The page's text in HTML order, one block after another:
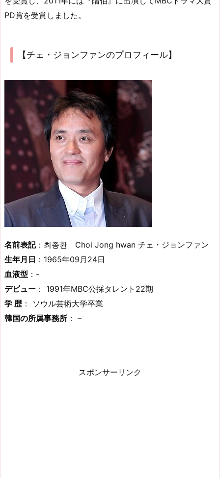
PD賞を受賞しました。
【チェ・ジョンファンのプロフィール】
名前表記：최종환 Choi Jong hwan チェ・ジョンファン
生年月日 ：1965年09月24日
血液型 ：-
デビュー ： 1991年MBC公採タレント22期
学 歴： ソウル芸術大学卒業
韓国の所属事務所 ： –
スポンサーリンク